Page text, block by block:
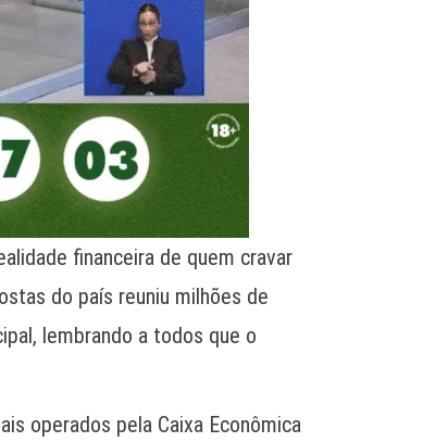
financeira de quem cravar
do país reuniu milhões de
lembrando a todos que o
operados pela Caixa Econômica